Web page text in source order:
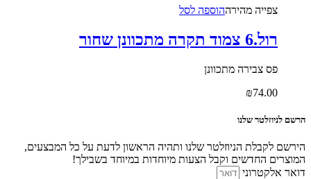
צפייה‬ ‫מהירה‬הוספה לסל
רול.6 צמוד תקרה מתכוונן שחור
פס צבירה מתכוונן
₪74.00
הרשם לניוזלטר שלנו
הירשם לקבלת הניוזלטר שלנו ותהיה הראשון לדעת על כל המבצעים,
המוצרים החדשים וקבל הצעות מיוחדות במיוחד בשבילך!
דואר אלקטרוני